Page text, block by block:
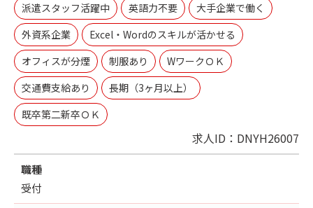
派遣スタッフ活躍中
英語力不要
大手企業で働く
外資系企業
Excel・Wordのスキルが活かせる
オフィスが分煙
制服あり
WワークＯＫ
交通費支給あり
長期（3ヶ月以上）
既卒第二新卒ＯＫ
求人ID：DNYH26007
職種
受付